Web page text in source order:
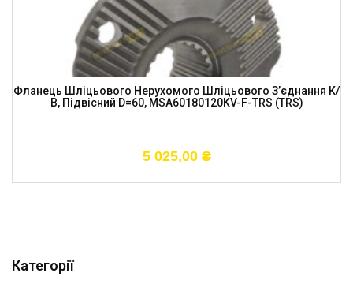
Категорії
Фланець Шліцьового Нерухомого Шліцьового З’єднання К/
В, Підвісний D=60, MSA60180120KV-F-TRS (TRS)
5 025,00 ₴